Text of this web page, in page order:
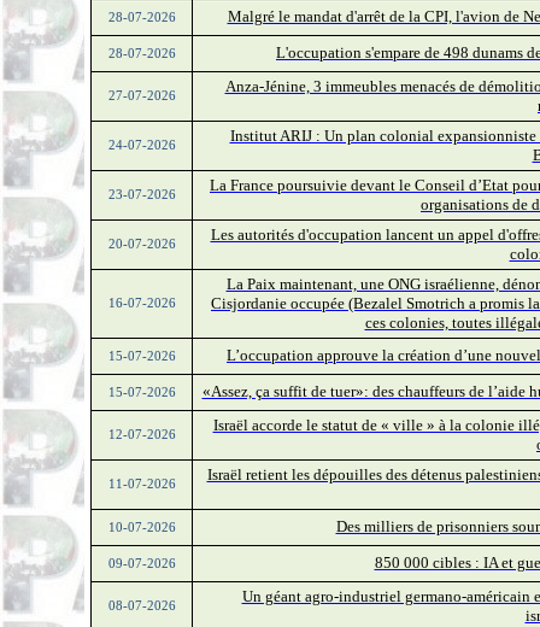
28-07-2026 Malgré le mandat d'arrêt de la CPI, l'avion de
28-07-2026 L'occupation s'empare de 498 dunams
27-07-2026
Anza-Jénine, 3 immeubles menacés de
24-07-2026
Institut ARIJ : Un plan colonial expansionniste
23-07-2026
La France poursuivie devant le Conseil d’Etat
organisations de
20-07-2026
Les autorités d'occupation lancent un appel
16-07-2026
La Paix maintenant, une ONG israélienne,
Cisjordanie occupée (Bezalel Smotrich a promis
ces colonies, toutes
15-07-2026 L’occupation approuve la création d’une
15-07-2026 «Assez, ça suffit de tuer»: des chauffeurs de l’aide
12-07-2026
Israël accorde le statut de « ville » à la colonie
11-07-2026
Israël retient les dépouilles des détenus
10-07-2026 Des milliers de prisonniers
09-07-2026 850 000 cibles : IA et
08-07-2026
Un géant agro-industriel germano-américain